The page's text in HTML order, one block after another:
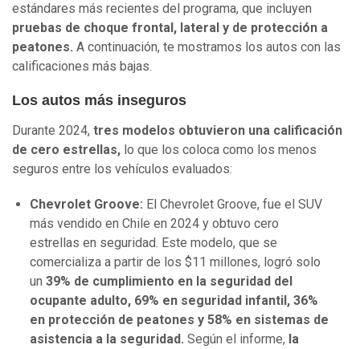
estándares más recientes del programa, que incluyen
pruebas de choque frontal, lateral y de protección a
peatones. A continuación, te mostramos los autos con las
calificaciones más bajas.
Los autos más inseguros
Durante 2024, tres modelos obtuvieron una calificación
de cero estrellas, lo que los coloca como los menos
seguros entre los vehículos evaluados:
Chevrolet Groove: El Chevrolet Groove, fue el SUV
más vendido en Chile en 2024 y obtuvo cero
estrellas en seguridad. Este modelo, que se
comercializa a partir de los $11 millones, logró solo
un 39% de cumplimiento en la seguridad del
ocupante adulto, 69% en seguridad infantil, 36%
en protección de peatones y 58% en sistemas de
asistencia a la seguridad. Según el informe, la